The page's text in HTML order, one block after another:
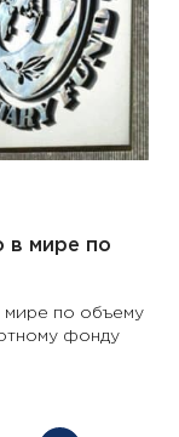
в мире по
мире по объему
фонду